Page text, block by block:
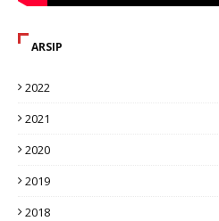
ARSIP
2022
2021
2020
2019
2018